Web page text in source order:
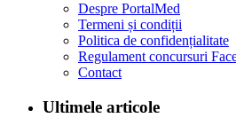
Despre PortalMed
Termeni și condiții
Politica de confidențialitate
Regulament concursuri
Contact
Ultimele articole